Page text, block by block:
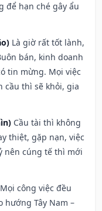
để hạn ché gây ẩu
Là giờ rất tốt lành,
bán, kinh doanh
tin mừng. Mọi việc
cầu thì sẽ khỏi, gia
Cầu tài thì không
thiệt, gặp nạn, việc
nên cúng tế thì mới
Mọi công việc đều
Tây Nam –